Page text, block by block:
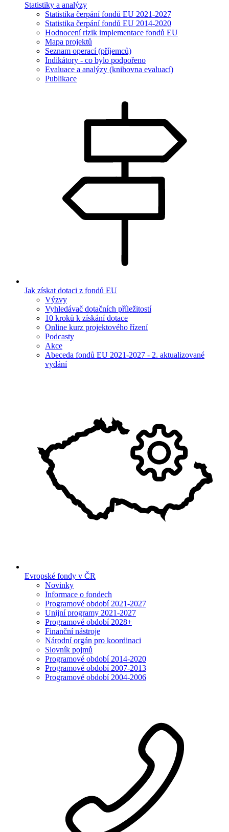
Statistiky a analýzy
Statistika čerpání fondů EU 2021-2027
Statistika čerpání fondů EU 2014-2020
Hodnocení rizik implementace fondů EU
Mapa projektů
Seznam operací (příjemců)
Indikátory - co bylo podpořeno
Evaluace a analýzy (knihovna evaluací)
Publikace
Jak získat dotaci z fondů EU
Výzvy
Vyhledávač dotačních příležitostí
10 kroků k získání dotace
Online kurz projektového řízení
Podcasty
Akce
Abeceda fondů EU 2021-2027 - 2. aktualizované
vydání
Evropské fondy v ČR
Novinky
Informace o fondech
Programové období 2021-2027
Unijní programy 2021-2027
Programové období 2028+
Finanční nástroje
Národní orgán pro koordinaci
Slovník pojmů
Programové období 2014-2020
Programové období 2007-2013
Programové období 2004-2006